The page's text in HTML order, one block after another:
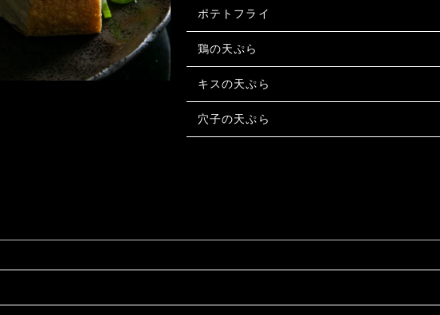
ポテトフライ
鶏の天ぷら
キスの天ぷら
穴子の天ぷら